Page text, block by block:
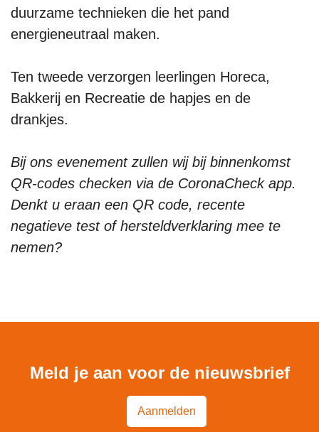
duurzame technieken die het pand
energieneutraal maken.
Ten tweede verzorgen leerlingen Horeca,
Bakkerij en Recreatie de hapjes en de
drankjes.
Bij ons evenement zullen wij bij binnenkomst
QR-codes checken via de CoronaCheck app.
Denkt u eraan een QR code, recente
negatieve test of hersteldverklaring mee te
nemen?
Meld je aan voor de nieuwsbrief
Aanmelden